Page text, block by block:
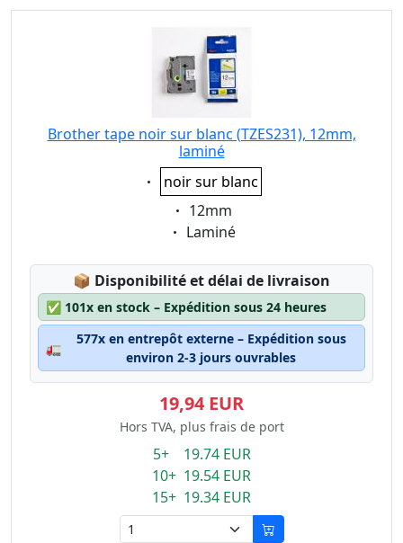
Brother tape noir sur blanc (TZES231), 12mm,
laminé
Eigenschaft:
noir sur blanc
Eigenschaft:
12mm
Eigenschaft:
Laminé
📦 Lagerstatus:
Disponibilité et délai de livraison
✅ 101x en stock – Expédition sous 24 heures
🚛
577x en entrepôt externe – Expédition sous
environ 2-3 jours ouvrables
19,94 EUR
Hors TVA, plus frais de port
5+ 19.74 EUR
10+ 19.54 EUR
15+ 19.34 EUR